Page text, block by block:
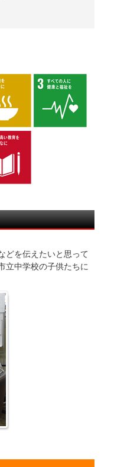
どを伝えたいと思って
立中学校の子供たちに